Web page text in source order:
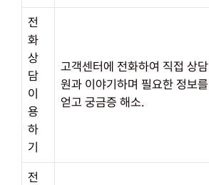
전
화
상
담
이
용
하
기
고객센터에 전화하여 직접 상담
원과 이야기하며 필요한 정보를
얻고 궁금증 해소.
전